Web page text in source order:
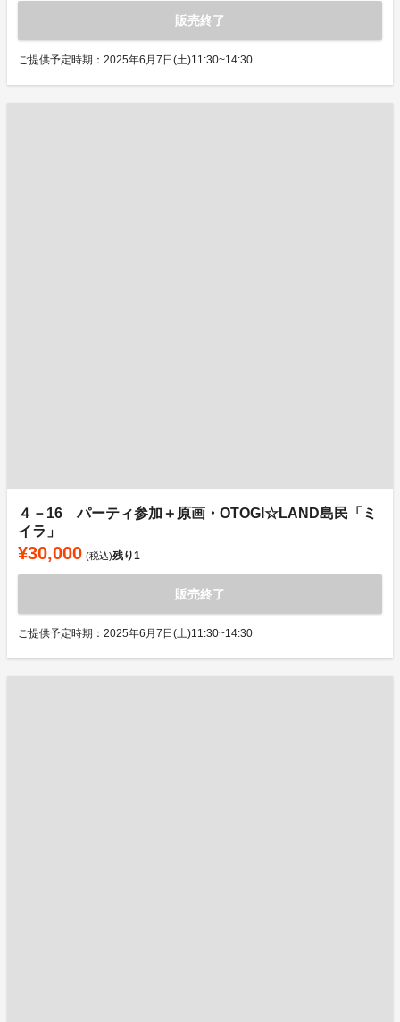
販売終了
ご提供予定時期：2025年6月7日(土)11:30~14:30
４－16 パーティ参加＋原画・OTOGI☆LAND島民「ミ
イラ」
¥30,000 (税込)残り1
販売終了
ご提供予定時期：2025年6月7日(土)11:30~14:30